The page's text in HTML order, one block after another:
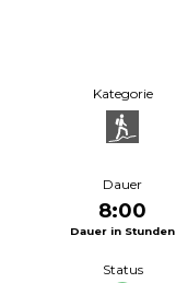
Kategorie
Dauer
8:00
Dauer in Stunden
Status